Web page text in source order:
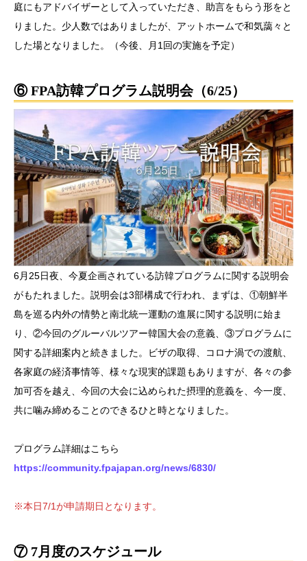
庭にもアドバイザーとして入っていただき、助言をもらう形をと
りました。少人数ではありましたが、アットホームで和気藹々と
した場となりました。（今後、月1回の実施を予定）
⑥ FPA訪韓プログラム説明会（6/25）
6月25日夜、今夏企画されている訪韓プログラムに関する説明会
がもたれました。説明会は3部構成で行われ、まずは、①朝鮮半
島を巡る内外の情勢と南北統一運動の進展に関する説明に始ま
り、②今回のグルーバルツアー韓国大会の意義、③プログラムに
関する詳細案内と続きました。ビザの取得、コロナ渦での渡航、
各家庭の経済事情等、様々な現実的課題もありますが、各々の参
加可否を越え、今回の大会に込められた摂理的意義を、今一度、
共に噛み締めることのできるひと時となりました。
プログラム詳細はこちら
https://community.fpajapan.org/news/6830/
※本日7/1が申請期日となります。
⑦ 7月度のスケジュール